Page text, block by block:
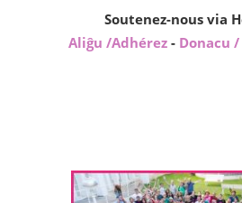
Soutenez-nous via
Aliĝu /Adhérez - Donacu